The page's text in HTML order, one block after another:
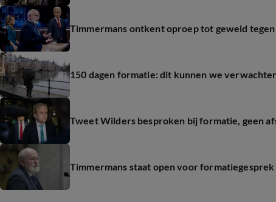
Timmermans ontkent oproep tot geweld
150 dagen formatie: dit kunnen we
Tweet Wilders besproken bij formatie, geen
Timmermans staat open voor